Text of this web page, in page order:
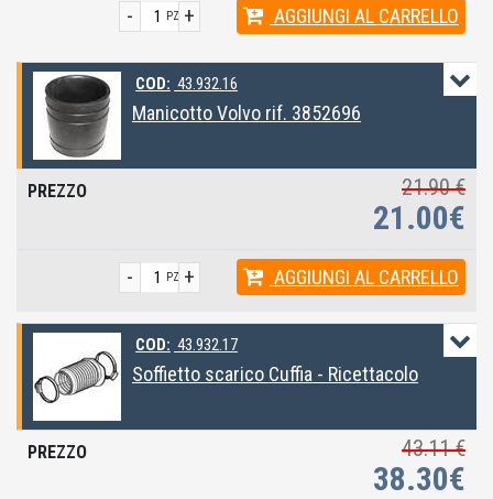
+
- PZ AGGIUNGI AL CARRELLO
COD: 43.932.16
Manicotto Volvo rif. 3852696
21.90 €
21.00€
+
- PZ AGGIUNGI AL CARRELLO
COD: 43.932.17
Soffietto scarico Cuffia - Ricettacolo
43.11 €
38.30€